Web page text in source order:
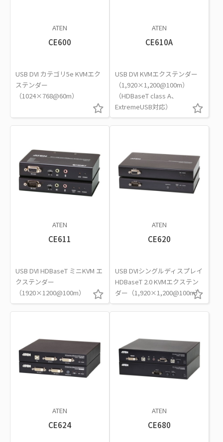
ATEN
CE600
USB DVI カテゴリ5e KVMエク
ステンダー
（1024×768@60m）
ATEN
CE610A
USB DVI KVMエクステンダー
（1,920×1,200@100m）
（HDBaseT class A、
ExtremeUSB対応）
ATEN
CE611
USB DVI HDBaseT ミニKVM エ
クステンダー
（1920×1200@100m）
ATEN
CE620
USB DVIシングルディスプレイ
HDBaseT 2.0 KVMエクステン
ダー（1,920×1,200@100m）
ATEN
CE624
ATEN
CE680